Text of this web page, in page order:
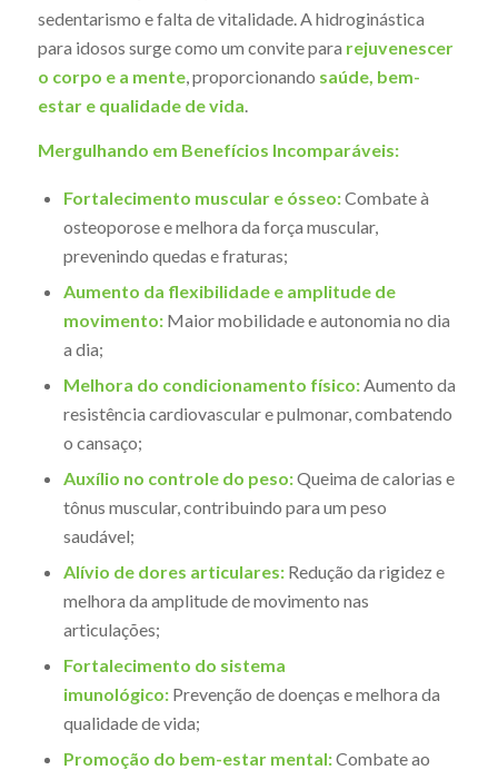
sedentarismo e falta de vitalidade. A hidroginástica
para idosos surge como um convite para rejuvenescer
o corpo e a mente, proporcionando saúde, bem-
estar e qualidade de vida.
Mergulhando em Benefícios Incomparáveis:
Fortalecimento muscular e ósseo:Combate à
osteoporose e melhora da força muscular,
prevenindo quedas e fraturas;
Aumento da flexibilidade e amplitude de
movimento:Maior mobilidade e autonomia no dia
a dia;
Melhora do condicionamento físico:Aumento da
resistência cardiovascular e pulmonar, combatendo
o cansaço;
Auxílio no controle do peso:Queima de calorias e
tônus muscular, contribuindo para um peso
saudável;
Alívio de dores articulares:Redução da rigidez e
melhora da amplitude de movimento nas
articulações;
Fortalecimento do sistema
imunológico:Prevenção de doenças e melhora da
qualidade de vida;
Promoção do bem-estar mental:Combate ao